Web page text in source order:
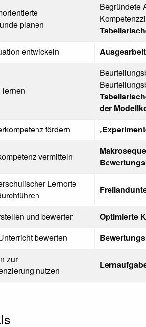
planen
Begründete
entwickeln
lernen
der
fördern
„
vermitteln
Lernorte
und bewerten
Optimierte
bewerten
zur
nutzen